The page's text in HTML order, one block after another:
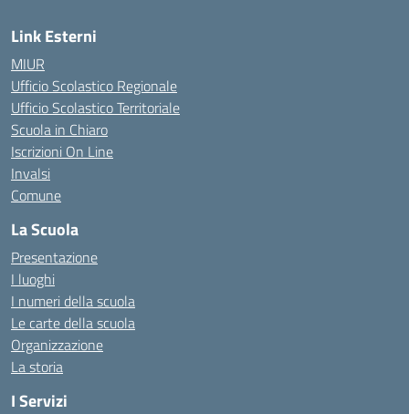
Link Esterni
MIUR
Ufficio Scolastico Regionale
Ufficio Scolastico Territoriale
Scuola in Chiaro
Iscrizioni On Line
Invalsi
Comune
La Scuola
Presentazione
I luoghi
I numeri della scuola
Le carte della scuola
Organizzazione
La storia
I Servizi